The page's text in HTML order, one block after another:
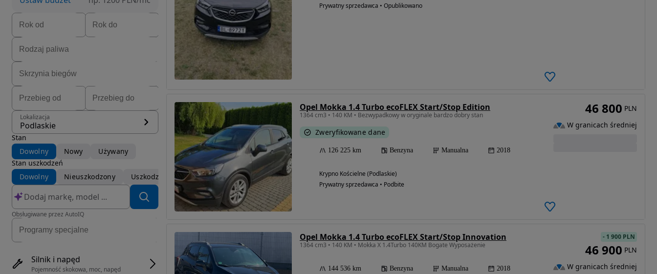
Lokalizacja
Podlaskie
Stan
Dowolny
Nowy
Używany
Stan uszkodzeń
Dowolny
Nieuszkodzony Uszkodzony
Obsługiwane przez AutoIQ
Silnik i napęd
Pojemność skokowa, moc, napęd
Prywatny sprzedawca • Opublikowano
Opel Mokka 1.4 Turbo ecoFLEX Start/Stop Edition
1364 cm3 • 140 KM • Bezwypadkowy w oryginale bardzo dobry stan
Zweryfikowane dane
126 225 km Benzyna Manualna 2018
Krypno Kościelne (Podlaskie)
Prywatny sprzedawca • Podbite
46 800 PLN
W granicach średniej
Opel Mokka 1.4 Turbo ecoFLEX Start/Stop Innovation
1364 cm3 • 140 KM • Mokka X 1.4Turbo 140KM Bogate Wyposażenie
144 536 km Benzyna Manualna 2018
- 1 900 PLN
46 900 PLN
W granicach średniej